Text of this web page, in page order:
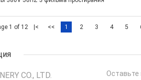
1 of 12 |< << 1 2 3 4 5
CO., LTD. Оставьте